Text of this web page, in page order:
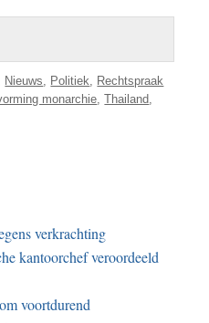
Nieuws, Politiek, Rechtspraak
monarchie,Thailand,
verkrachting
kantoorchef veroordeeld
voortdurend